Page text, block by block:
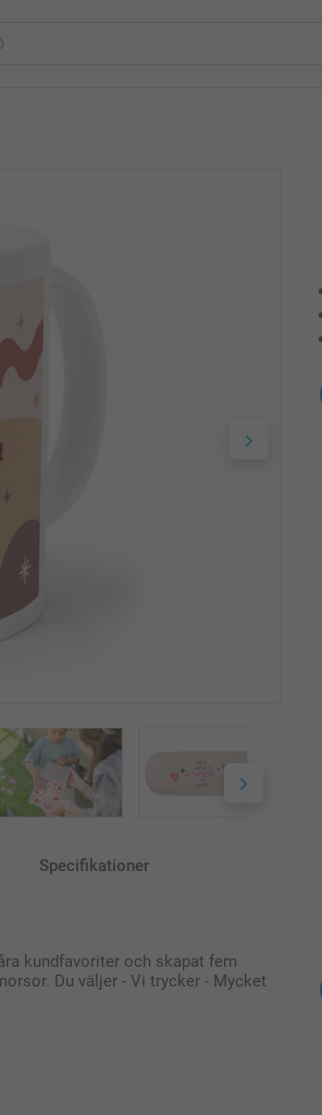
Specifikationer
kundfavoriter och skapat fem
Du väljer - Vi trycker - Mycket